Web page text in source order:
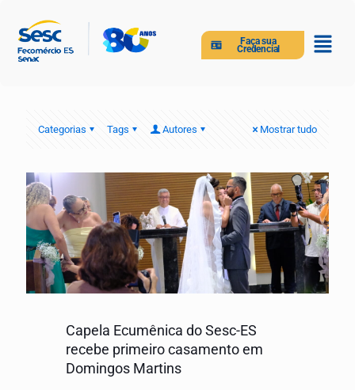
Faça sua
Credencial
Categorias Tags Autores Mostrar tudo
Capela Ecumênica do Sesc-ES
recebe primeiro casamento em
Domingos Martins